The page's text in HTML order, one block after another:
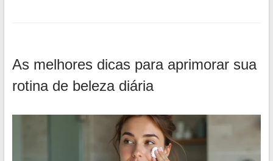
As melhores dicas para aprimorar sua
rotina de beleza diária